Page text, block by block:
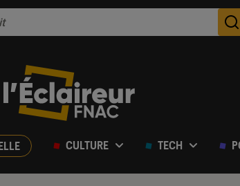
CULTURE TECH